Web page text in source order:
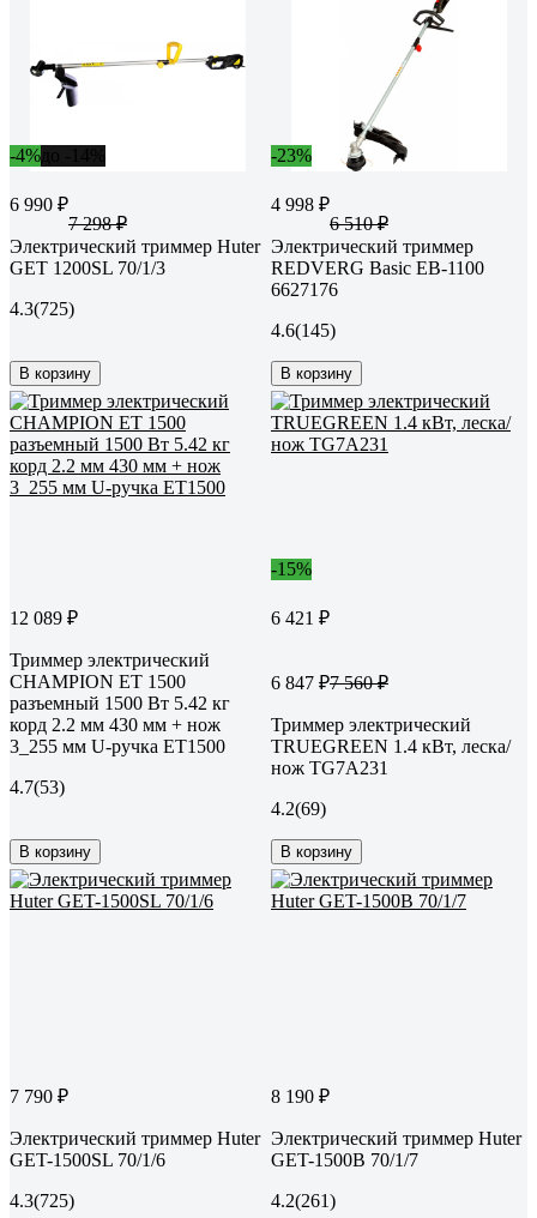
-4%
6 990 ₽
7 298 ₽
Электрический триммер Huter
GET 1200SL 70/1/3
4.3(725)
В корзину
-23%
4 998 ₽
6 510 ₽
Электрический триммер
REDVERG Basic EB-1100
6627176
4.6(145)
В корзину
12 089 ₽
Триммер электрический
CHAMPION ET 1500
разъемный 1500 Вт 5.42 кг
корд 2.2 мм 430 мм + нож
3_255 мм U-ручка ET1500
4.7(53)
В корзину
-15%
6 421 ₽
6 847 ₽7 560 ₽
Триммер электрический
TRUEGREEN 1.4 кВт, леска/
нож TG7A231
4.2(69)
В корзину
7 790 ₽
Электрический триммер Huter
GET-1500SL 70/1/6
4.3(725)
8 190 ₽
Электрический триммер Huter
GET-1500B 70/1/7
4.2(261)